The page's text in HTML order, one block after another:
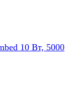
10 Вт, 5000